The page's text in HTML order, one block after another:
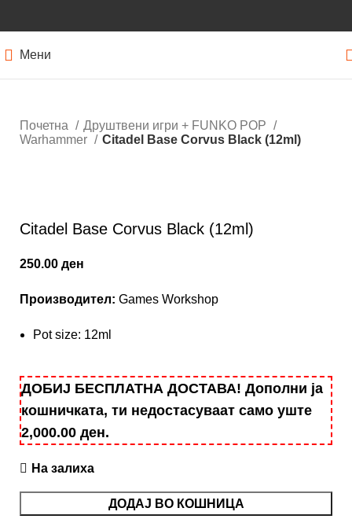
Мени
Почетна
Друштвени игри + FUNKO POP
Warhammer
Citadel Base Corvus Black (12ml)
Citadel Base Corvus Black (12ml)
250.00 ден
Производител: Games Workshop
Pot size: 12ml
ДОБИЈ БЕСПЛАТНА ДОСТАВА! Дополни ја
кошничката, ти недостасуваат само уште
2,000.00 ден.
На залиха
ДОДАЈ ВО КОШНИЦА